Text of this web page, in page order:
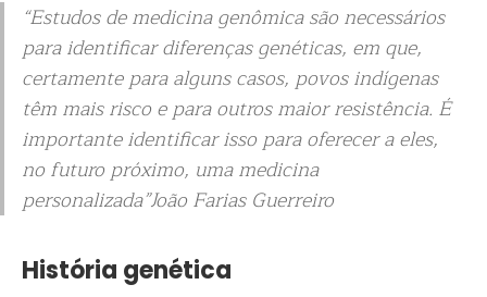
“Estudos de medicina genômica são necessários
para identificar diferenças genéticas, em que,
certamente para alguns casos, povos indígenas
têm mais risco e para outros maior resistência. É
importante identificar isso para oferecer a eles,
no futuro próximo, uma medicina
personalizada”João Farias Guerreiro
História genética